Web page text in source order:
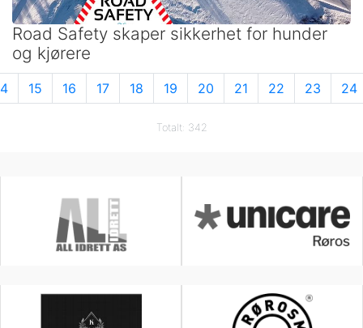
Road Safety skaper sikkerhet for hunder
og kjørere
15 16 17 18 19 20 21 22 23 24
Totalt: 342